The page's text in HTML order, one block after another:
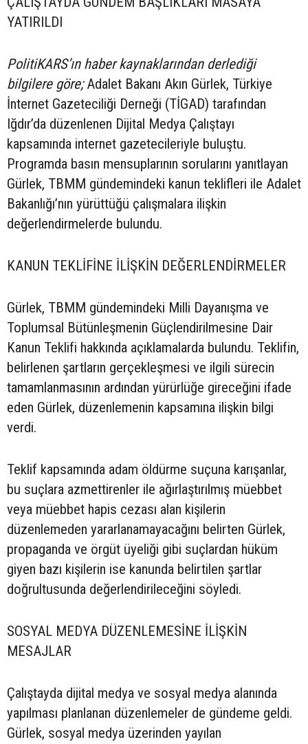
YATIRILDI
PolitiKARS’ın haber kaynaklarından derlediği
bilgilere göre;Adalet Bakanı Akın Gürlek, Türkiye
İnternet Gazeteciliği Derneği (TİGAD) tarafından
Iğdır’da düzenlenen Dijital Medya Çalıştayı
kapsamında internet gazetecileriyle buluştu.
Programda basın mensuplarının sorularını yanıtlayan
Gürlek, TBMM gündemindeki kanun teklifleri ile Adalet
Bakanlığı’nın yürüttüğü çalışmalara ilişkin
değerlendirmelerde bulundu.
KANUN TEKLİFİNE İLİŞKİN DEĞERLENDİRMELER
Gürlek, TBMM gündemindeki Milli Dayanışma ve
Toplumsal Bütünleşmenin Güçlendirilmesine Dair
Kanun Teklifi hakkında açıklamalarda bulundu. Teklifin,
belirlenen şartların gerçekleşmesi ve ilgili sürecin
tamamlanmasının ardından yürürlüğe gireceğini ifade
eden Gürlek, düzenlemenin kapsamına ilişkin bilgi
verdi.
Teklif kapsamında adam öldürme suçuna karışanlar,
bu suçlara azmettirenler ile ağırlaştırılmış müebbet
veya müebbet hapis cezası alan kişilerin
düzenlemeden yararlanamayacağını belirten Gürlek,
propaganda ve örgüt üyeliği gibi suçlardan hüküm
giyen bazı kişilerin ise kanunda belirtilen şartlar
doğrultusunda değerlendirileceğini söyledi.
SOSYAL MEDYA DÜZENLEMESİNE İLİŞKİN
MESAJLAR
Çalıştayda dijital medya ve sosyal medya alanında
yapılması planlanan düzenlemeler de gündeme geldi.
Gürlek, sosyal medya üzerinden yayılan